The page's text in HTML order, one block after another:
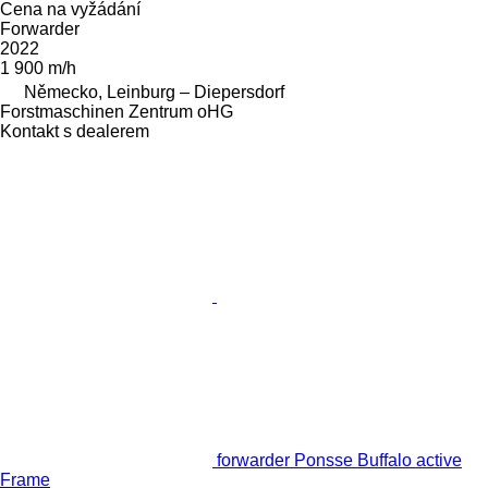
Cena na vyžádání
Forwarder
2022
1 900 m/h
Německo, Leinburg – Diepersdorf
Forstmaschinen Zentrum oHG
Kontakt s dealerem
forwarder Ponsse Buffalo active
Frame